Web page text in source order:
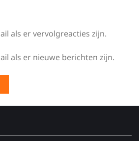
als er vervolgreacties zijn.
als er nieuwe berichten zijn.